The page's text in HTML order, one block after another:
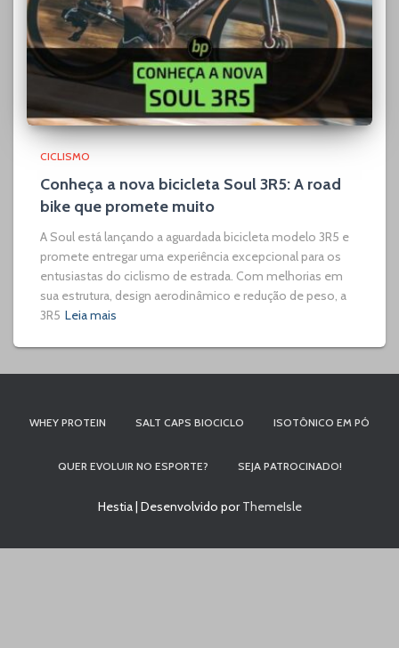
CICLISMO
Conheça a nova bicicleta Soul 3R5: A road
bike que promete muito
A Soul está lançando a aguardada bicicleta modelo 3R5 e
promete entregar uma experiência excepcional para os
entusiastas do ciclismo de estrada. Com melhorias em
sua estrutura, design aerodinâmico e redução de peso, a
3R5 Leia mais
WHEY PROTEIN SALT CAPS BIOCICLO ISOTÔNICO EM PÓ
QUER EVOLUIR NO ESPORTE? SEJA PATROCINADO!
Hestia | Desenvolvido porThemeIsle